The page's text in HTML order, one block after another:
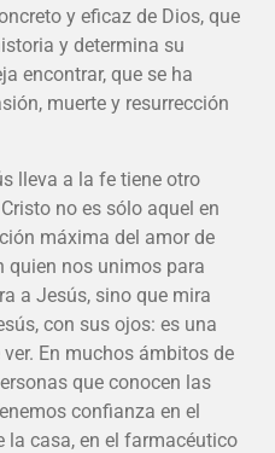
y eficaz de Dios, que
y determina su
encontrar, que se ha
muerte y resurrección
lleva a la fe tiene otro
no es sólo aquel en
máxima del amor de
quien nos unimos para
a Jesús, sino que mira
con sus ojos: es una
En muchos ámbitos de
que conocen las
confianza en el
la casa, en el farmacéutico